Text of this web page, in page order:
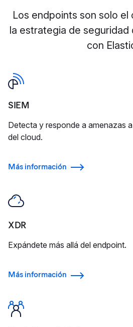
Los endpoints son solo el
la estrategia de seguridad
con
SIEM
Detecta y responde a amenazas
del cloud.
Más información
XDR
Expándete más allá del endpoint.
Más información